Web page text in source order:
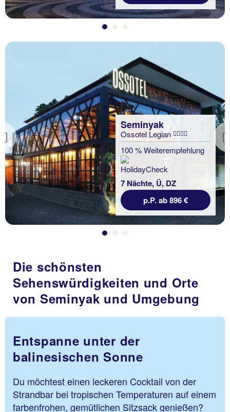
Previous
Seminyak
Ossotel Legian
100 % Weiterempfehlung
7 Nächte, Ü, DZ
p.P. ab 896 €
Die schönsten
Sehenswürdigkeiten und Orte
von Seminyak und Umgebung
Entspanne unter der
balinesischen Sonne
Du möchtest einen leckeren Cocktail von der
Strandbar bei tropischen Temperaturen auf einem
farbenfrohen, gemütlichen Sitzsack genießen?